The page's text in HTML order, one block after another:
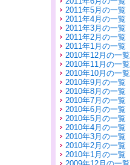
2011年5月の一覧
2011年4月の一覧
2011年3月の一覧
2011年2月の一覧
2011年1月の一覧
2010年12月の一覧
2010年11月の一覧
2010年10月の一覧
2010年9月の一覧
2010年8月の一覧
2010年7月の一覧
2010年6月の一覧
2010年5月の一覧
2010年4月の一覧
2010年3月の一覧
2010年2月の一覧
2010年1月の一覧